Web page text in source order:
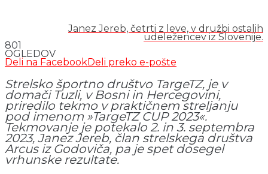
Janez Jereb, četrti z leve, v družbi ostalih
udeležencev iz Slovenije.
801
OGLEDOV
Deli na FacebookDeli preko e-pošte
Strelsko športno društvo TargeTZ, je v
domači Tuzli, v Bosni in Hercegovini,
priredilo tekmo v praktičnem streljanju
pod imenom »TargeTZ CUP 2023«.
Tekmovanje je potekalo 2. in 3. septembra
2023, Janez Jereb, član strelskega društva
Arcus iz Godoviča, pa je spet dosegel
vrhunske rezultate.